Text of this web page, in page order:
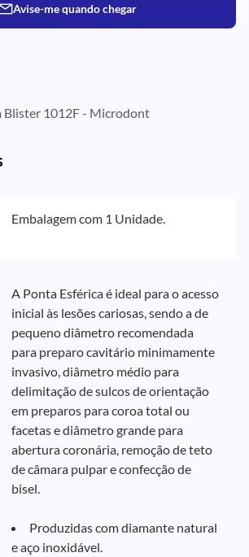
Avise-me quando chegar
Blister 1012F - Microdont
Embalagem com 1 Unidade.
A Ponta Esférica é ideal para o acesso
inicial às lesões cariosas, sendo a de
pequeno diâmetro recomendada
para preparo cavitário minimamente
invasivo, diâmetro médio para
delimitação de sulcos de orientação
em preparos para coroa total ou
facetas e diâmetro grande para
abertura coronária, remoção de teto
de câmara pulpar e confecção de
bisel.
Produzidas com diamante natural
e aço inoxidável.